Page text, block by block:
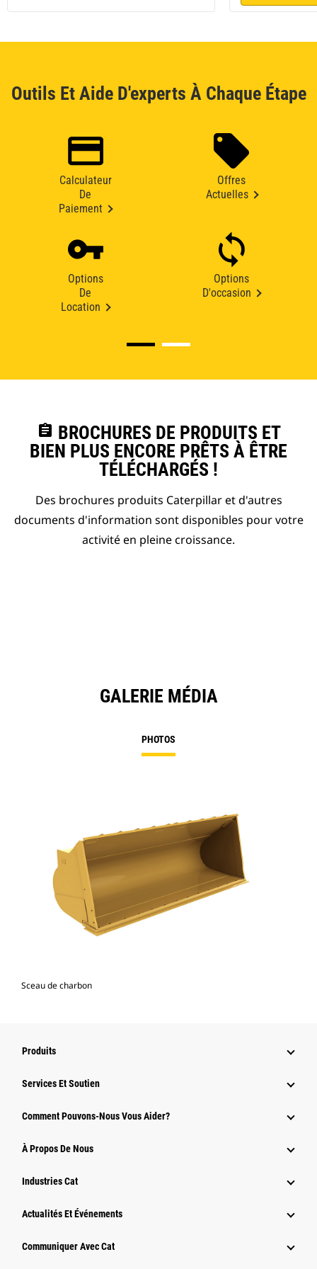
Outils Et Aide D'experts À Chaque Étape
Calculateur
De
Paiement
Offres
Actuelles
Options
De
Location
Options
D'occasion
assignment BROCHURES DE PRODUITS ET
BIEN PLUS ENCORE PRÊTS À ÊTRE
TÉLÉCHARGÉS !
Des brochures produits Caterpillar et d'autres
documents d'information sont disponibles pour votre
activité en pleine croissance.
GALERIE MÉDIA
PHOTOS
Sceau de charbon
Produits
Services Et Soutien
Comment Pouvons-Nous Vous Aider?
À Propos De Nous
Industries Cat
Actualités Et Événements
Communiquer Avec Cat